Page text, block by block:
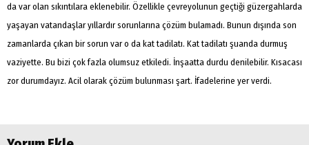
da var olan sıkıntılara eklenebilir. Özellikle çevreyolunun geçtiği güzergahlarda
yaşayan vatandaşlar yıllardır sorunlarına çözüm bulamadı. Bunun dışında son
zamanlarda çıkan bir sorun var o da kat tadilatı. Kat tadilatı şuanda durmuş
vaziyette. Bu bizi çok fazla olumsuz etkiledi. İnşaatta durdu denilebilir. Kısacası
zor durumdayız. Acil olarak çözüm bulunması şart. İfadelerine yer verdi.